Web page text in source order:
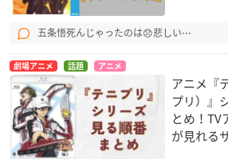
五条悟死んじゃったのは😞悲しい⋯
劇場アニメ 話題 アニメ
アニメ『
プリ）』
とめ！TV
が見れる